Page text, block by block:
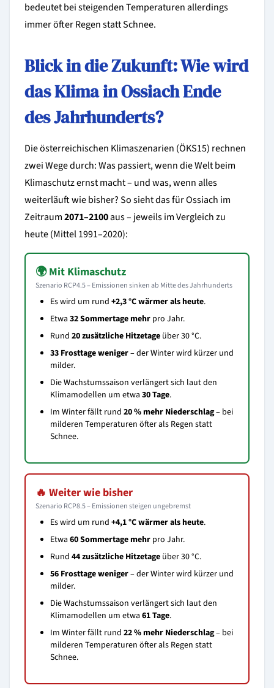
bedeutet bei steigenden Temperaturen allerdings
immer öfter Regen statt Schnee.
Blick in die Zukunft: Wie wird
das Klima in Ossiach Ende
des Jahrhunderts?
Die österreichischen Klimaszenarien (ÖKS15) rechnen
zwei Wege durch: Was passiert, wenn die Welt beim
Klimaschutz ernst macht – und was, wenn alles
weiterläuft wie bisher? So sieht das für Ossiach im
Zeitraum2071–2100aus – jeweils im Vergleich zu
heute (Mittel 1991–2020):
🌍 Mit Klimaschutz
Szenario RCP4.5 – Emissionen sinken ab Mitte des Jahrhunderts
Es wird um rund +2,3 °C wärmer als heute.
Etwa 32 Sommertage mehr pro Jahr.
Rund 20 zusätzliche Hitzetage über 30 °C.
33 Frosttage weniger– der Winter wird kürzer und
milder.
Die Wachstumssaison verlängert sich laut den
Klimamodellen um etwa 30 Tage.
Im Winter fällt rund 20 % mehr Niederschlag– bei
milderen Temperaturen öfter als Regen statt
Schnee.
🔥 Weiter wie bisher
Szenario RCP8.5 – Emissionen steigen ungebremst
Es wird um rund +4,1 °C wärmer als heute.
Etwa 60 Sommertage mehr pro Jahr.
Rund 44 zusätzliche Hitzetage über 30 °C.
56 Frosttage weniger– der Winter wird kürzer und
milder.
Die Wachstumssaison verlängert sich laut den
Klimamodellen um etwa 61 Tage.
Im Winter fällt rund 22 % mehr Niederschlag– bei
milderen Temperaturen öfter als Regen statt
Schnee.